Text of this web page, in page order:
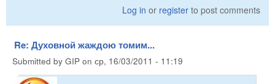
Log in or register to post comments
Re: Духовной жаждою томим...
Submitted by GIP on ср, 16/03/2011 - 11:19